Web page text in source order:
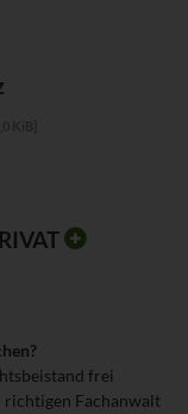
frei
richtigen Fachanwalt